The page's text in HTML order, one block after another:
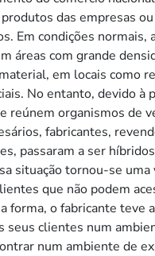
das empresas
Em condições normais,
áreas com grande
em locais como
No entanto, devido à
reúnem organismos de
fabricantes,
passaram a ser
situação tornou-se uma
que não podem
forma, o fabricante teve
seus clientes num
num ambiente de